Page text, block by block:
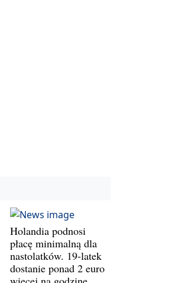
Holandia podnosi
płacę minimalną dla
nastolatków. 19-latek
dostanie ponad 2 euro